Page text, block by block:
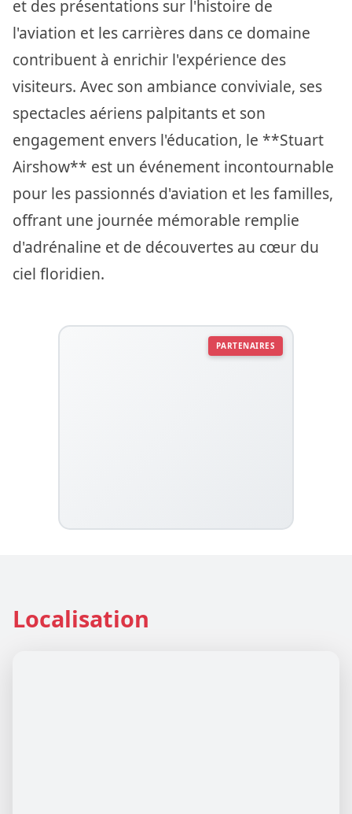
et des présentations sur l'histoire de
l'aviation et les carrières dans ce domaine
contribuent à enrichir l'expérience des
visiteurs. Avec son ambiance conviviale, ses
spectacles aériens palpitants et son
engagement envers l'éducation, le **Stuart
Airshow** est un événement incontournable
pour les passionnés d'aviation et les familles,
offrant une journée mémorable remplie
d'adrénaline et de découvertes au cœur du
ciel floridien.
PARTENAIRES
Localisation